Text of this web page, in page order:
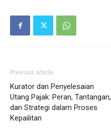
Previous article
Kurator dan Penyelesaian
Utang Pajak: Peran, Tantangan,
dan Strategi dalam Proses
Kepailitan